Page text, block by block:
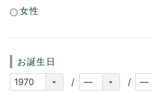
女性
お誕生日